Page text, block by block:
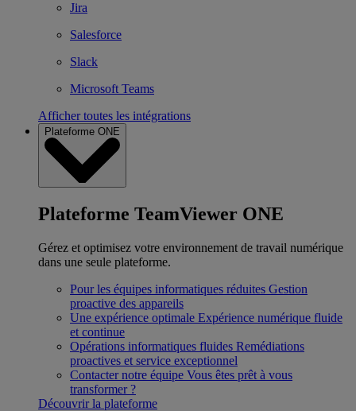
Jira
Salesforce
Slack
Microsoft Teams
Afficher toutes les intégrations
Plateforme ONE
Plateforme TeamViewer ONE
Gérez et optimisez votre environnement de travail numérique
dans une seule plateforme.
Pour les équipes informatiques réduites Gestion
proactive des appareils
Une expérience optimale Expérience numérique fluide
et continue
Opérations informatiques fluides Remédiations
proactives et service exceptionnel
Contacter notre équipe Vous êtes prêt à vous
transformer ?
Découvrir la plateforme